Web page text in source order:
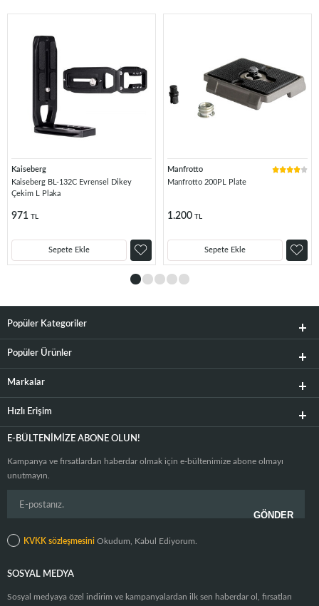
Kaiseberg
Kaiseberg BL-132C Evrensel Dikey
Çekim L Plaka
971 TL
Sepete Ekle
Manfrotto
Manfrotto 200PL Plate
1.200 TL
Sepete Ekle
Popüler Kategoriler
Popüler Ürünler
Markalar
Hızlı Erişim
E-BÜLTENIMIZE ABONE OLUN!
Kampanya ve fırsatlardan haberdar olmak için e-bültenimize abone olmayı
unutmayın.
KVKK sözleşmesini Okudum, Kabul Ediyorum.
SOSYAL MEDYA
Sosyal medyaya özel indirim ve kampanyalardan ilk sen haberdar ol, fırsatları